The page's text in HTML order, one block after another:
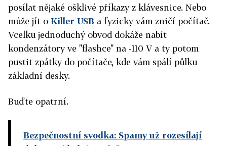
posílat nějaké ošklivé příkazy z klávesnice. Nebo
může jít o Killer USB a fyzicky vám zničí počítač.
Vcelku jednoduchý obvod dokáže nabít
kondenzátory ve "flashce" na -110 V a ty potom
pustit zpátky do počítače, kde vám spálí půlku
základní desky.
Buďte opatrní.
Bezpečnostní svodka: Spamy už rozesílají